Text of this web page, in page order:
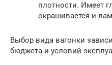
плотности. Имеет
окрашивается и
Выбор вида вагонки
бюджета и условий